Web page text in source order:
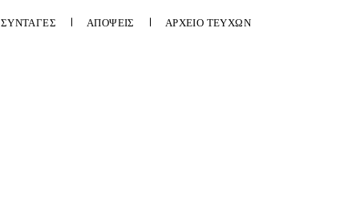
ΣΥΝΤΑΓΕΣ ΑΠΟΨΕΙΣ ΑΡΧΕΙΟ ΤΕΥΧΩΝ